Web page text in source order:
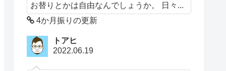
お替りとかは自由なんでしょうか。 日々...
4か月振りの更新
トアヒ
2022.06.19